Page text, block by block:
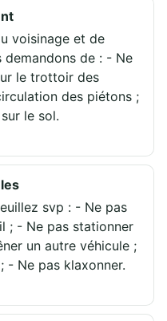
voisinage et de
demandons de : - Ne
le trottoir des
des piétons ;
le sol.
svp : - Ne pas
; - Ne pas stationner
un autre véhicule ;
- Ne pas klaxonner.